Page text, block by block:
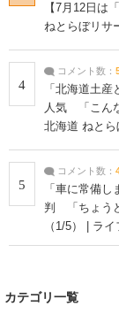
【7月12日は
ねとらぼリサ
4
コメント数：
「北海道土
人気 「こん
北海道 ねとら
5
コメント数：
「車に常備
判 「ちょう
（1/5） | ラ
カテゴリ一覧